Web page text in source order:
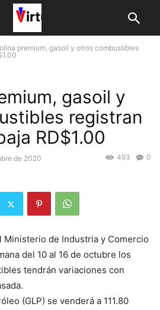
premium, gasoil y otros combustibles
gasoil y
registran
RD$1.00
de 2020 0
493
Ministerio de Industria y Comercio
del 10 al 16 de octubre los
tendrán variaciones con
(GLP) se venderá a 111.80